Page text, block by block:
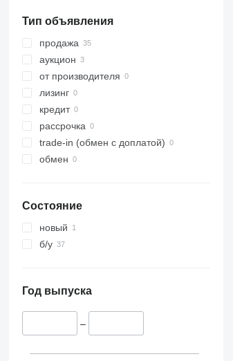
Тип объявления
продажа
аукцион
от производителя
лизинг
кредит
рассрочка
trade-in (обмен с доплатой)
обмен
Состояние
новый
б/у
Год выпуска
–